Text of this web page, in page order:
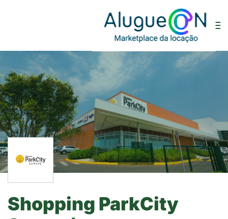
Shopping ParkCity